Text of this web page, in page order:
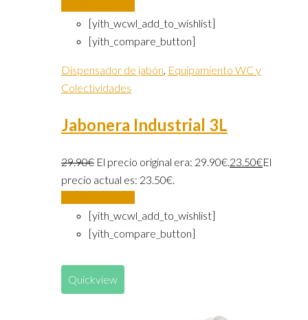
[yith_wcwl_add_to_wishlist]
[yith_compare_button]
Dispensador de jabón Equipamiento WC y
Colectividades
Jabonera Industrial 3L
29.90€ El precio original era: 29.90€. 23.50€El
precio actual es: 23.50€.
[yith_wcwl_add_to_wishlist]
[yith_compare_button]
Quickview